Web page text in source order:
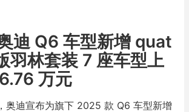
迪 Q6 车型新增 quat
羽林套装 7 座车型上
万元
奥迪宣布为旗下 2025 款 Q6 车型新增